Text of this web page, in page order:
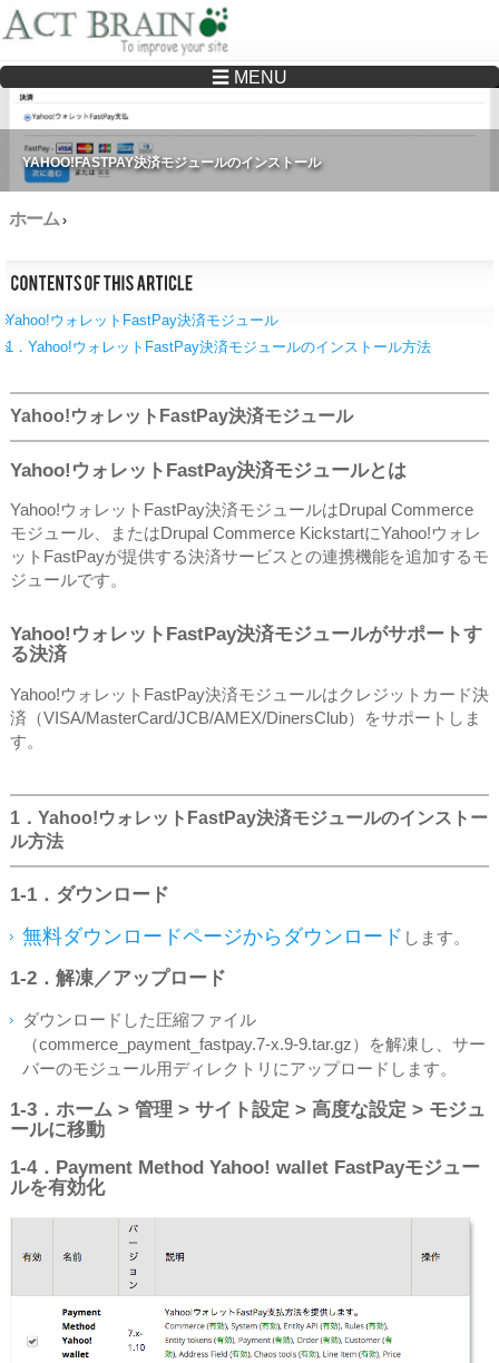
Drupalサイトの制作・保守をどこに頼んでいいか分からない方へ…まずはご相談く
ださい
☰ MENU
YAHOO!FASTPAY決済モジュールのインストール
ホーム ›
Yahoo!ウォレットFastPay決済モジュール
1．Yahoo!ウォレットFastPay決済モジュールのインストール方法
Yahoo!ウォレットFastPay決済モジュール
Yahoo!ウォレットFastPay決済モジュールとは
Yahoo!ウォレットFastPay決済モジュールはDrupal Commerce
モジュール、またはDrupal Commerce KickstartにYahoo!ウォレ
ットFastPayが提供する決済サービスとの連携機能を追加するモ
ジュールです。
Yahoo!ウォレットFastPay決済モジュールがサポートす
る決済
Yahoo!ウォレットFastPay決済モジュールはクレジットカード決
済（VISA/MasterCard/JCB/AMEX/DinersClub）をサポートしま
す。
1．Yahoo!ウォレットFastPay決済モジュールのインストー
ル方法
1‐1．ダウンロード
無料ダウンロードページからダウンロード します。
1‐2．解凍／アップロード
ダウンロードした圧縮ファイル
（commerce_payment_fastpay.7-x.9-9.tar.gz）を解凍し、サー
バーのモジュール用ディレクトリにアップロードします。
1‐3．ホーム > 管理 > サイト設定 > 高度な設定 > モジュ
ールに移動
1‐4．Payment Method Yahoo! wallet FastPayモジュー
ルを有効化